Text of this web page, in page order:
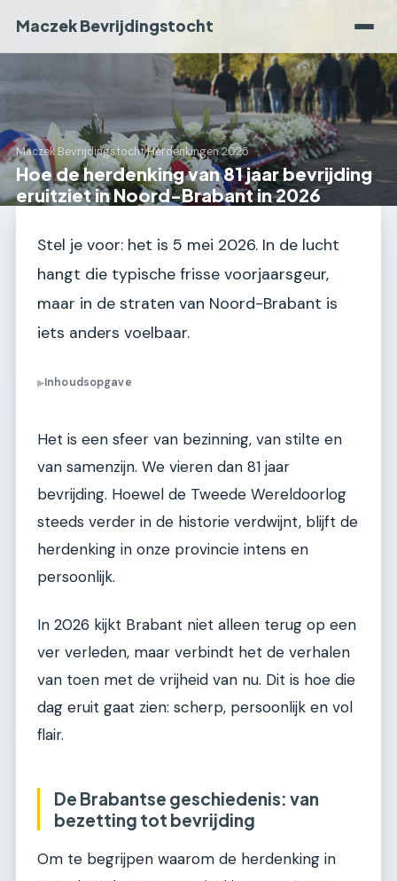
Maczek Bevrijdingstocht
Maczek Bevrijdingstocht›Herdenkingen 2025
Hoe de herdenking van 81 jaar bevrijding
eruitziet in Noord-Brabant in 2026
Stel je voor: het is 5 mei 2026. In de lucht
hangt die typische frisse voorjaarsgeur,
maar in de straten van Noord-Brabant is
iets anders voelbaar.
▶Inhoudsopgave
Het is een sfeer van bezinning, van stilte en
van samenzijn. We vieren dan 81 jaar
bevrijding. Hoewel de Tweede Wereldoorlog
steeds verder in de historie verdwijnt, blijft de
herdenking in onze provincie intens en
persoonlijk.
In 2026 kijkt Brabant niet alleen terug op een
ver verleden, maar verbindt het de verhalen
van toen met de vrijheid van nu. Dit is hoe die
dag eruit gaat zien: scherp, persoonlijk en vol
flair.
De Brabantse geschiedenis: van
bezetting tot bevrijding
Om te begrijpen waarom de herdenking in